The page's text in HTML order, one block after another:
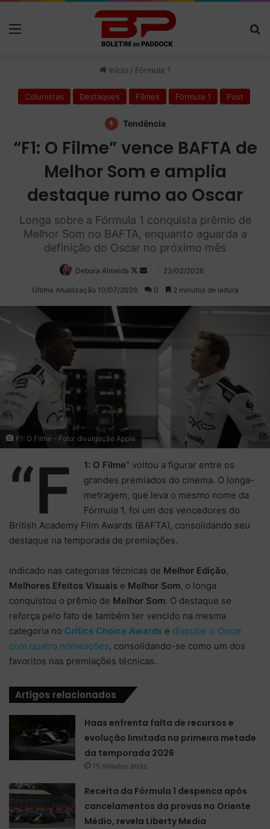
Início / Fórmula 1
Colunistas Destaques Filmes Fórmula 1 Post
Tendência
“F1: O Filme” vence BAFTA de
Melhor Som e amplia
destaque rumo ao Oscar
Longa sobre a Fórmula 1 conquista prêmio de
Melhor Som no BAFTA, enquanto aguarda a
definição do Oscar no próximo mês
Debora Almeida
Follow
on
Mande
um
23/02/2026
Última Atualização 10/07/2026 0 2 minutos de leitura
F1: O Filme - Foto: divulgação Apple
“F 1: O Filme” voltou a figurar entre os
grandes premiados do cinema. O longa-
metragem, que leva o mesmo nome da
Fórmula 1, foi um dos vencedores do
British Academy Film Awards (BAFTA), consolidando seu
destaque na temporada de premiações.
Indicado nas categorias técnicas de Melhor Edição,
Melhores Efeitos Visuais e Melhor Som, o longa
conquistou o prêmio de Melhor Som. O destaque se
reforça pelo fato de também ter vencido na mesma
categoria no Critics Choice Awards e disputar o Oscar
com quatro nomeações, consolidando-se como um dos
favoritos nas premiações técnicas.
Artigos relacionados
Haas enfrenta falta de recursos e
evolução limitada na primeira metade
da temporada 2026
15 minutos atrás
Receita da Fórmula 1 despenca após
cancelamentos da provas no Oriente
Médio, revela Liberty Media